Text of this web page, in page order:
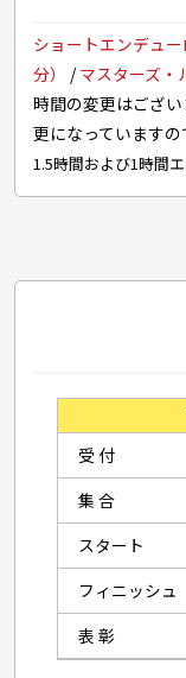
ショートエンデュ
分）
/ マスターズ・
時間の変更はござ
更になっていますの
1.5時間および1時間
受 付
集 合
スタート
フィニッシュ
表 彰